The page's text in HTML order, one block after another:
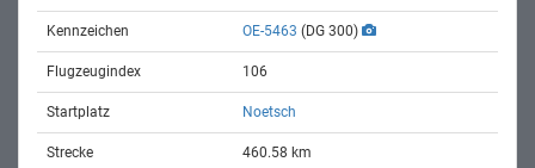
Kennzeichen OE-5463 (DG 300)
Flugzeugindex 106
Startplatz Noetsch
Strecke 460.58 km